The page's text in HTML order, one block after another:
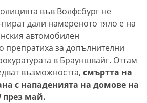
във Волфсбург не
дали намереното тяло е на
автомобилен
препратиха за допълнителни
в Брауншвайг. Оттам
възможността, смъртта на
с нападенията на домове на
през май.